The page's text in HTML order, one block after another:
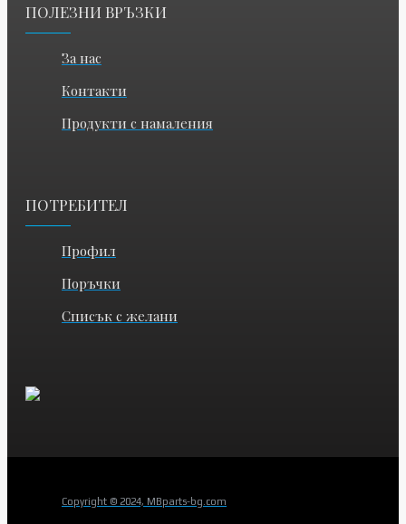
ПОЛЕЗНИ ВРЪЗКИ
За нас
Контакти
Продукти с намаления
ПОТРЕБИТЕЛ
Профил
Поръчки
Списък с желани
Copyright © 2024, MBparts-bg.com